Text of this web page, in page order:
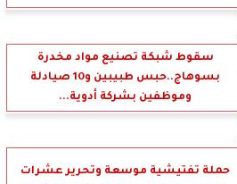
سقوط شبكة تصنيع مواد مخدرة
بسوهاج..حبس طبيبين و10 صيادلة
وموظفين بشركة أدوية...
حملة تفتيشية موسعة وتحرير عشرات